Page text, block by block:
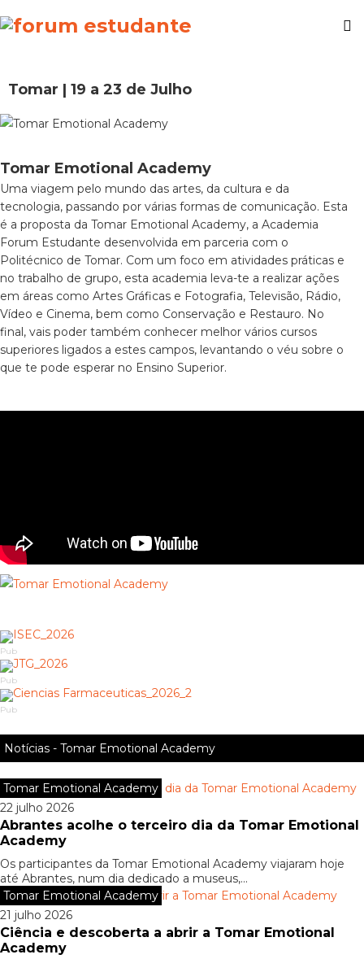
Tomar | 19 a 23 de Julho
Tomar Emotional Academy
Uma viagem pelo mundo das artes, da cultura e da
tecnologia, passando por várias formas de comunicação. Esta
é a proposta da Tomar Emotional Academy, a Academia
Forum Estudante desenvolvida em parceria com o
Politécnico de Tomar. Com um foco em atividades práticas e
no trabalho de grupo, esta academia leva-te a realizar ações
em áreas como Artes Gráficas e Fotografia, Televisão, Rádio,
Vídeo e Cinema, bem como Conservação e Restauro. No
final, vais poder também conhecer melhor vários cursos
superiores ligados a estes campos, levantando o véu sobre o
que te pode esperar no Ensino Superior.
Pub
Pub
Pub
Notícias - Tomar Emotional Academy
Tomar Emotional Academy
22 julho 2026
Abrantes acolhe o terceiro dia da Tomar Emotional
Academy
Os participantes da Tomar Emotional Academy viajaram hoje
até Abrantes, num dia dedicado a museus,...
Tomar Emotional Academy
21 julho 2026
Ciência e descoberta a abrir a Tomar Emotional
Academy